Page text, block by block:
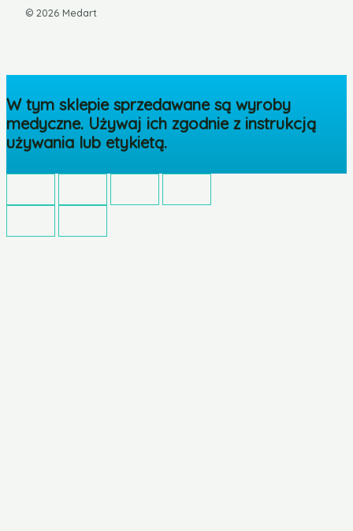
© 2026 Medart
W tym sklepie sprzedawane są wyroby
medyczne. Używaj ich zgodnie z instrukcją
używania lub etykietą.